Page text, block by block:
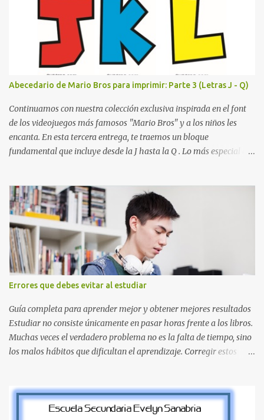
décadas. En esta primera sección, el abecedario nos presenta:
Identidad Visual: Un diseño de bloques con bordes negros gruesos
que resaltan sobre cualquier fondo. Paleta de Colores: Una
secuencia dinámica que alterna entre el rojo de Mario, el verde de
Luigi, y los tonos azul y amarillo clásicos de los elementos del
juego. Contenido Actual: La imagen muestra la organización desde
la letra A hasta la M, estableciendo el estilo geométrico y divertido
que define a toda la colección. Primera parte del juego de letras
in...
Abecedario de Mario Bros para imprimir: Parte 3 (Letras J - Q)
Continuamos con nuestra colección exclusiva inspirada en el font
de los videojuegos más famosos "Mario Bros" y a los niños les
encanta. En esta tercera entrega, te traemos un bloque
fundamental que incluye desde la J hasta la Q . Lo más especial de
desde la J hasta la Q ¿Qué incluye este bloque de letras? En esta
sección de evecrea.com , encontrarás imágenes individuales en alta
resolución de las siguientes letras: Letras vibrantes : La J y la M en
el clásico rojo de la gorra de Mario. Tonos azules : La K y la Ñ , que
destacan por su diseño limpio y audaz. Colores secundarios : La L y
la Q en amarillo brillante, junto con la N y la P en un verde
inspirado en los niveles de los juegos. Formas icónicas : No te
pierdas la letra O , diseñada con ese estilo geométrico tan carac...
Errores que debes evitar al estudiar
Guía completa para aprender mejor y obtener mejores resultados
Estudiar no consiste únicamente en pasar horas frente a los libros.
Muchas veces el verdadero problema no es la falta de tiempo, sino
los malos hábitos que dificultan el aprendizaje. Corregir estos
exámenes, tareas y proyectos escolares. En esta guía descubrirás
cuáles son los errores más comunes al estudiar, por qué afectan tu